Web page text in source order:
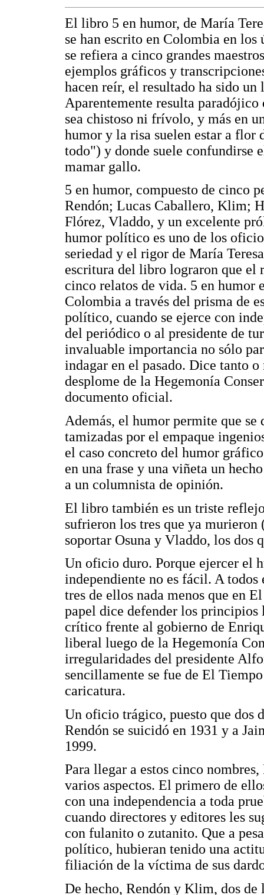
El libro 5 en humor, de María
se han escrito en Colombia en los
se refiera a cinco grandes
ejemplos gráficos y
hacen reír, el resultado ha sido
Aparentemente resulta
sea chistoso ni frívolo, y más en
humor y la risa suelen estar a flor
todo") y donde suele confundirse
mamar gallo.
5 en humor, compuesto de cinco
Rendón; Lucas Caballero, Klim;
Flórez, Vladdo, y un excelente
humor político es uno de los
seriedad y el rigor de María
escritura del libro lograron que el
cinco relatos de vida. 5 en humor
Colombia a través del prisma de
político, cuando se ejerce con
del periódico o al presidente de
invaluable importancia no sólo
indagar en el pasado. Dice tanto
desplome de la Hegemonía
documento oficial.
Además, el humor permite que se
tamizadas por el empaque
el caso concreto del humor
en una frase y una viñeta un
a un columnista de opinión.
El libro también es un triste
sufrieron los tres que ya
soportar Osuna y Vladdo, los dos
Un oficio duro. Porque ejercer el
independiente no es fácil. A
tres de ellos nada menos que en
papel dice defender los
crítico frente al gobierno de
liberal luego de la Hegemonía
irregularidades del presidente
sencillamente se fue de El
caricatura.
Un oficio trágico, puesto que dos
Rendón se suicidó en 1931 y a
1999.
Para llegar a estos cinco
varios aspectos. El primero de
con una independencia a toda
cuando directores y editores les
con fulanito o zutanito. Que a
político, hubieran tenido una
filiación de la víctima de sus
De hecho, Rendón y Klim, dos de